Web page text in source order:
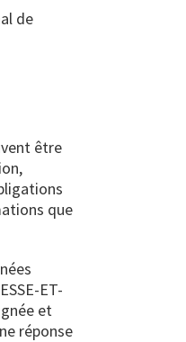
de
être
que
ET-
et
réponse